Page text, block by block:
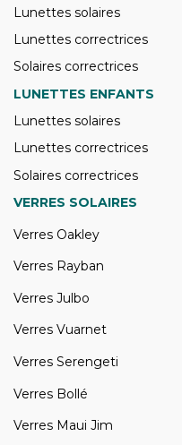
Lunettes solaires
Lunettes correctrices
Solaires correctrices
LUNETTES ENFANTS
Lunettes solaires
Lunettes correctrices
Solaires correctrices
VERRES SOLAIRES
Verres Oakley
Verres Rayban
Verres Julbo
Verres Vuarnet
Verres Serengeti
Verres Bollé
Verres Maui Jim